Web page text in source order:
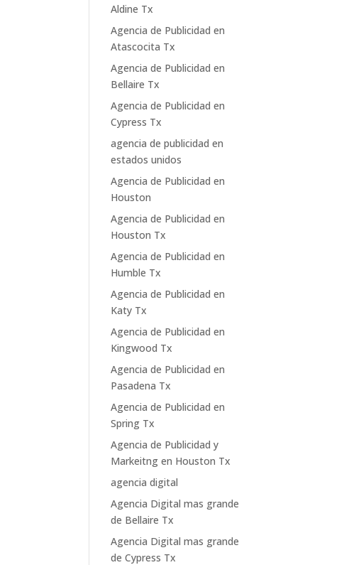
Aldine Tx
Agencia de Publicidad en
Atascocita Tx
Agencia de Publicidad en
Bellaire Tx
Agencia de Publicidad en
Cypress Tx
agencia de publicidad en
estados unidos
Agencia de Publicidad en
Houston
Agencia de Publicidad en
Houston Tx
Agencia de Publicidad en
Humble Tx
Agencia de Publicidad en
Katy Tx
Agencia de Publicidad en
Kingwood Tx
Agencia de Publicidad en
Pasadena Tx
Agencia de Publicidad en
Spring Tx
Agencia de Publicidad y
Markeitng en Houston Tx
agencia digital
Agencia Digital mas grande
de Bellaire Tx
Agencia Digital mas grande
de Cypress Tx